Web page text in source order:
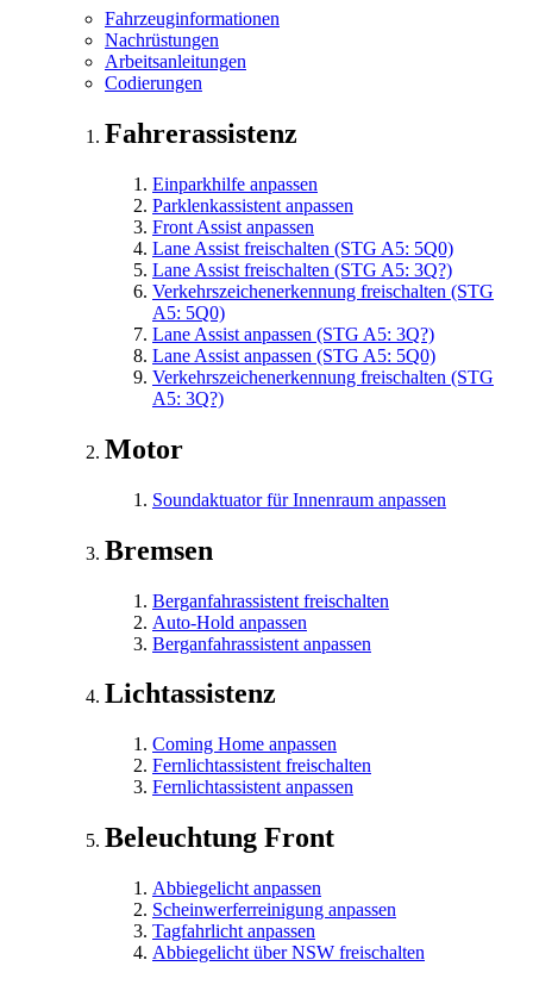
Fahrzeuginformationen
Nachrüstungen
Arbeitsanleitungen
Codierungen
Fahrerassistenz
Einparkhilfe anpassen
Parklenkassistent anpassen
Front Assist anpassen
Lane Assist freischalten (STG A5: 5Q0)
Lane Assist freischalten (STG A5: 3Q?)
Verkehrszeichenerkennung freischalten (STG
A5: 5Q0)
Lane Assist anpassen (STG A5: 3Q?)
Lane Assist anpassen (STG A5: 5Q0)
Verkehrszeichenerkennung freischalten (STG
A5: 3Q?)
Motor
Soundaktuator für Innenraum anpassen
Bremsen
Berganfahrassistent freischalten
Auto-Hold anpassen
Berganfahrassistent anpassen
Lichtassistenz
Coming Home anpassen
Fernlichtassistent freischalten
Fernlichtassistent anpassen
Beleuchtung Front
Abbiegelicht anpassen
Scheinwerferreinigung anpassen
Tagfahrlicht anpassen
Abbiegelicht über NSW freischalten